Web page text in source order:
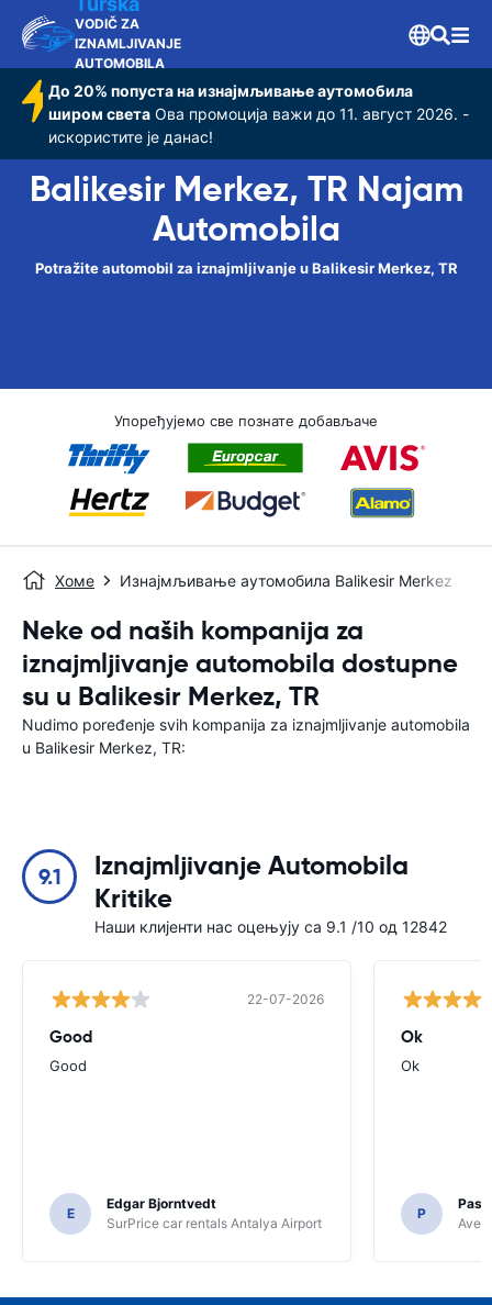
VODIČ ZA
IZNAMLJIVANJE
AUTOMOBILA
До 20% попуста на изнајмљивање аутомобила
широм света Ова промоција важи до 11. август 2026. -
искористите је данас!
Balikesir Merkez, TR Najam
Automobila
Potražite automobil za iznajmljivanje u Balikesir Merkez, TR
Упоређујемо све познате добављаче
Хоме Изнајмљивање аутомобила Balikesir Merkez
Neke od naših kompanija za
iznajmljivanje automobila dostupne
su u Balikesir Merkez, TR
Nudimo poređenje svih kompanija za iznajmljivanje automobila
u Balikesir Merkez, TR:
9.1
Iznajmljivanje Automobila
Kritike
Наши клијенти нас оцењују са 9.1 /10 од 12842
22-07-2026
Good
Good
E
Edgar Bjorntvedt
SurPrice car rentals Antalya Airport
Ok
Ok
P
Avec